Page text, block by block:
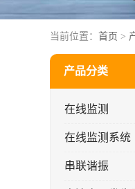
当前位置： 首页 >
产品分类
在线监测
在线监测系统
串联谐振